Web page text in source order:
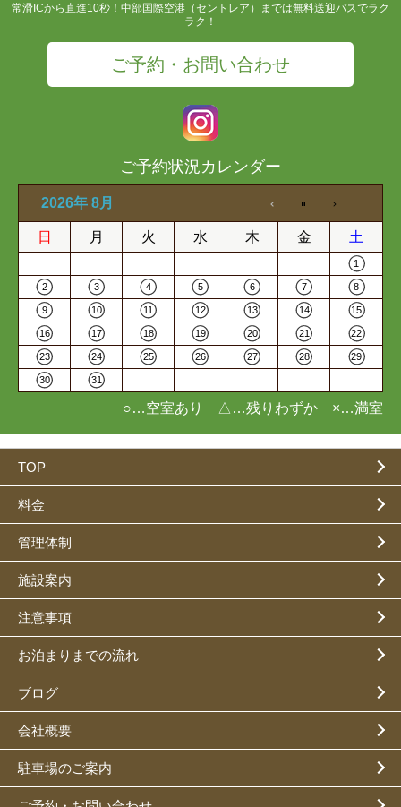
常滑ICから直進10秒！中部国際空港（セントレア）までは無料送迎バスでラク
ラク！
ご予約・お問い合わせ
ご予約状況カレンダー
2026年 8月
日 月 火 水 木 金 土
1
2 3 4 5 6 7 8
9 10 11 12 13 14 15
16 17 18 19 20 21 22
23 24 25 26 27 28 29
30 31
○…空室あり △…残りわずか ×…満室
TOP
料金
管理体制
施設案内
注意事項
お泊まりまでの流れ
ブログ
会社概要
駐車場のご案内